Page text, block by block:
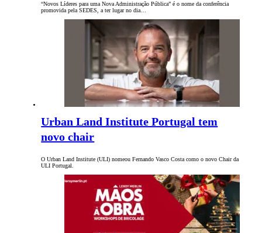
“Novos Líderes para uma Nova Administração Pública” é o nome da conferência
promovida pela SEDES, a ter lugar no dia…
Urban Land Institute Portugal tem
novo chair
O Urban Land Institute (ULI) nomeou Fernando Vasco Costa como o novo Chair da
ULI Portugal.